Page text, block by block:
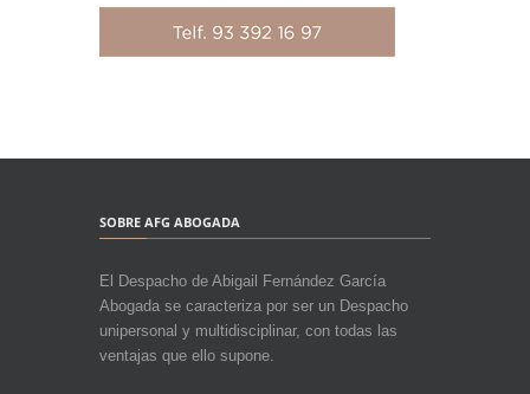
SOBRE AFG ABOGADA
El Despacho de Abigail Fernández García
Abogada se caracteriza por ser un Despacho
unipersonal y multidisciplinar, con todas las
ventajas que ello supone.